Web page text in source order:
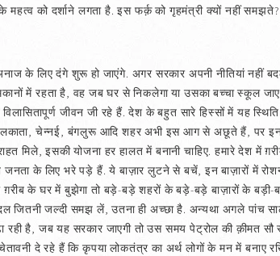
महत्व को दर्शाने लगता है. इस फर्क़ को गृहमंत्री क्यों नहीं
के लिए दंगे शुरू हो जाएंगे. अगर सरकार अपनी नीतियां नहीं
में रहता है, वह जब घर से निकलेगा या उसका बच्चा स्कूल
जीवन जी रहे हैं. देश के बहुत सारे हिस्सों में यह
चेन्नई, बंगलुरू आदि शहर अभी इस आग से अछूते हैं, पर
मिले, इसकी योजना हर हालत में बनानी चाहिए. हमारे देश में
जनता के लिए भरे पड़े हैं. ये बाज़ार लुटने से बचें, इन बाज़ारों में
ग़रीब के घर में बुझेगा तो बड़े-बड़े शहरों के बड़े-बड़े बाज़ारों के
जितनी जल्दी समझ लें, उतना ही अच्छा है. अन्यथा अगले पांच
रही है, जब यह सरकार जाएगी तो उस समय पेट्रोल की क़ीमत
दे रहे हैं कि कृपया लोकतंत्र का अर्थ लोगों के मन में बनाए